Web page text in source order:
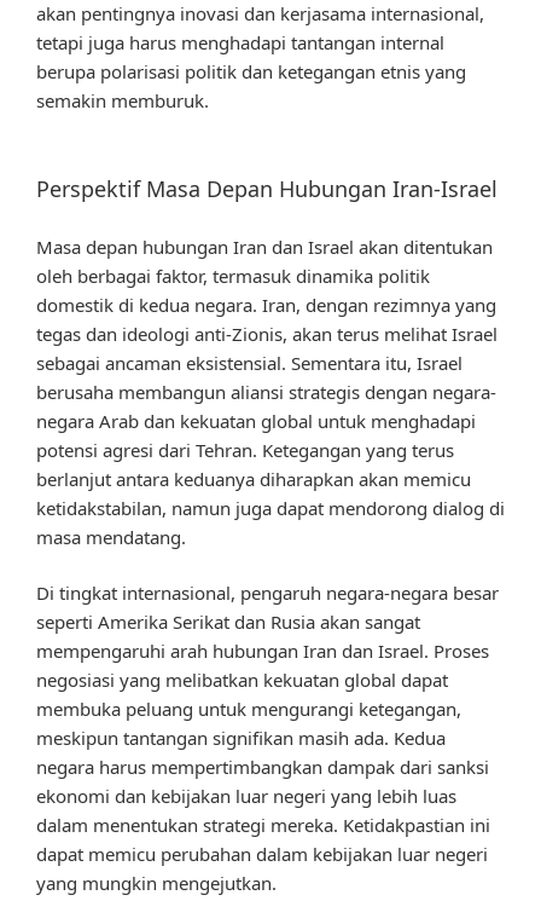
akan pentingnya inovasi dan kerjasama internasional,
tetapi juga harus menghadapi tantangan internal
berupa polarisasi politik dan ketegangan etnis yang
semakin memburuk.
Perspektif Masa Depan Hubungan Iran-Israel
Masa depan hubungan Iran dan Israel akan ditentukan
oleh berbagai faktor, termasuk dinamika politik
domestik di kedua negara. Iran, dengan rezimnya yang
tegas dan ideologi anti-Zionis, akan terus melihat Israel
sebagai ancaman eksistensial. Sementara itu, Israel
berusaha membangun aliansi strategis dengan negara-
negara Arab dan kekuatan global untuk menghadapi
potensi agresi dari Tehran. Ketegangan yang terus
berlanjut antara keduanya diharapkan akan memicu
ketidakstabilan, namun juga dapat mendorong dialog di
masa mendatang.
Di tingkat internasional, pengaruh negara-negara besar
seperti Amerika Serikat dan Rusia akan sangat
mempengaruhi arah hubungan Iran dan Israel. Proses
negosiasi yang melibatkan kekuatan global dapat
membuka peluang untuk mengurangi ketegangan,
meskipun tantangan signifikan masih ada. Kedua
negara harus mempertimbangkan dampak dari sanksi
ekonomi dan kebijakan luar negeri yang lebih luas
dalam menentukan strategi mereka. Ketidakpastian ini
dapat memicu perubahan dalam kebijakan luar negeri
yang mungkin mengejutkan.